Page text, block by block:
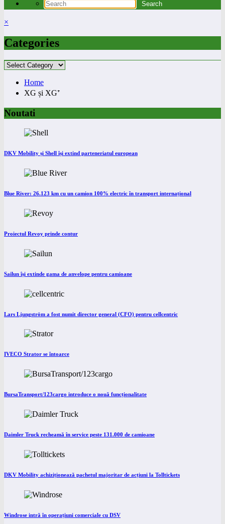
×
Categories
Categories
Home
XG și XG⁺
Noutati
DKV Mobility și Shell își extind parteneriatul european
Blue River: 26.123 km cu un camion 100% electric în transport internațional
Proiectul Revoy prinde contur
Sailun își extinde gama de anvelope pentru camioane
Lars Ljungström a fost numit director general (CFO) pentru cellcentric
IVECO Strator se întoarce
BursaTransport/123cargo introduce o nouă funcționalitate
Daimler Truck recheamă în service peste 131.000 de camioane
DKV Mobility achiziționează pachetul majoritar de acțiuni la Tolltickets
Windrose intră în operațiuni comerciale cu DSV